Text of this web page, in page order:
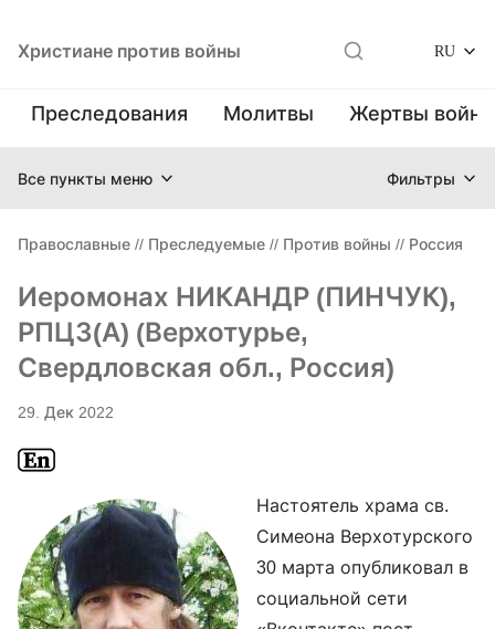
Христиане против войны RU
Преследования Молитвы Жертвы
Все пункты меню Фильтры
Православные // Преследуемые // Против войны // Россия
Иеромонах НИКАНДР (ПИНЧУК),
РПЦЗ(А) (Верхотурье,
Свердловская обл., Россия)
29. Дек 2022
Настоятель храма св.
Симеона Верхотурского
30 марта опубликовал в
социальной сети